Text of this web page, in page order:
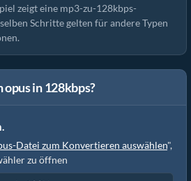
zeigt eine mp3-zu-128kbps-
Schritte gelten für andere Typen
in 128kbps?
Datei zum Konvertieren auswählen",
zu öffnen